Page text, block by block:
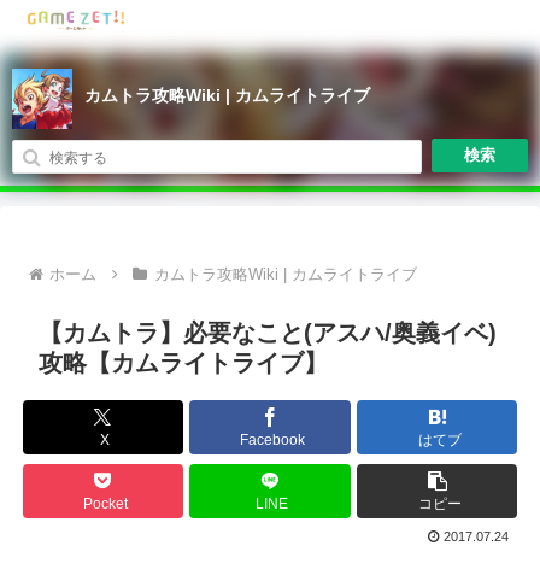
カムトラ攻略Wiki | カムライトライブ
検索
ホーム カムトラ攻略Wiki | カムライトライブ
【カムトラ】必要なこと(アスハ/奥義イベ)
攻略【カムライトライブ】
X Facebook はてブ
Pocket LINE コピー
2017.07.24